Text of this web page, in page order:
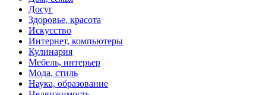
Досуг
Здоровье, красота
Искусство
Интернет, компьютеры
Кулинария
Мебель, интерьер
Мода, стиль
Наука, образование